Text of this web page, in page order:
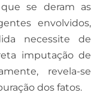
se deram as
envolvidos,
necessite de
imputação de
revela-se
dos fatos.